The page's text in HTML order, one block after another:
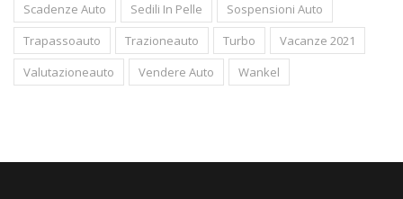
Scadenze Auto
Sedili In Pelle
Sospensioni Auto
Trapassoauto
Trazioneauto Turbo
Vacanze 2021
Valutazioneauto
Vendere Auto Wankel